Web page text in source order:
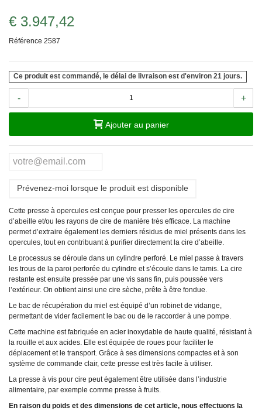
€ 3.947,42
Référence 2587
Ce produit est commandé, le délai de livraison est d'environ 21 jours.
- +
Ajouter au panier
Prévenez-moi lorsque le produit est disponible
Cette presse à opercules est conçue pour presser les opercules de cire
d’abeille et/ou les rayons de cire de manière très efficace. La machine
permet d’extraire également les derniers résidus de miel présents dans les
opercules, tout en contribuant à purifier directement la cire d’abeille.
Le processus se déroule dans un cylindre perforé. Le miel passe à travers
les trous de la paroi perforée du cylindre et s’écoule dans le tamis. La cire
restante est ensuite pressée par une vis sans fin, puis poussée vers
l’extérieur. On obtient ainsi une cire sèche, prête à être fondue.
Le bac de récupération du miel est équipé d’un robinet de vidange,
permettant de vider facilement le bac ou de le raccorder à une pompe.
Cette machine est fabriquée en acier inoxydable de haute qualité, résistant à
la rouille et aux acides. Elle est équipée de roues pour faciliter le
déplacement et le transport. Grâce à ses dimensions compactes et à son
système de commande clair, cette presse est très facile à utiliser.
La presse à vis pour cire peut également être utilisée dans l’industrie
alimentaire, par exemple comme presse à fruits.
En raison du poids et des dimensions de cet article, nous effectuons la